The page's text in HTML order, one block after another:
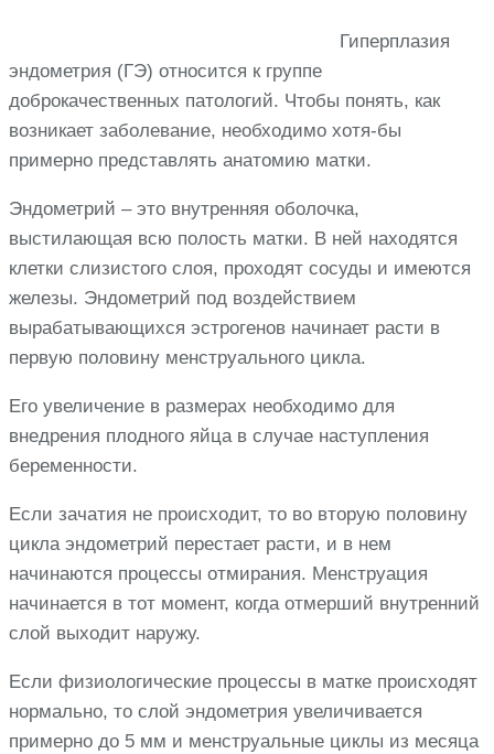
Гиперплазия
эндометрия (ГЭ) относится к группе
доброкачественных патологий. Чтобы понять, как
возникает заболевание, необходимо хотя-бы
примерно представлять анатомию матки.
Эндометрий – это внутренняя оболочка,
выстилающая всю полость матки. В ней находятся
клетки слизистого слоя, проходят сосуды и имеются
железы. Эндометрий под воздействием
вырабатывающихся эстрогенов начинает расти в
первую половину менструального цикла.
Его увеличение в размерах необходимо для
внедрения плодного яйца в случае наступления
беременности.
Если зачатия не происходит, то во вторую половину
цикла эндометрий перестает расти, и в нем
начинаются процессы отмирания. Менструация
начинается в тот момент, когда отмерший внутренний
слой выходит наружу.
Если физиологические процессы в матке происходят
нормально, то слой эндометрия увеличивается
примерно до 5 мм и менструальные циклы из месяца